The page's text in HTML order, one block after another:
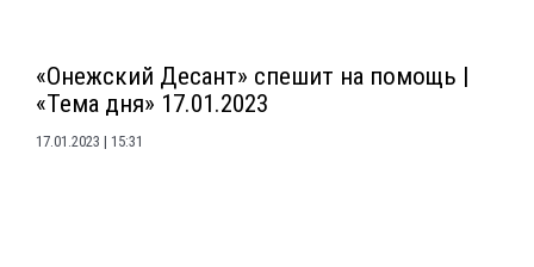
«Онежский Десант» спешит на помощь |
«Тема дня» 17.01.2023
17.01.2023 15:31